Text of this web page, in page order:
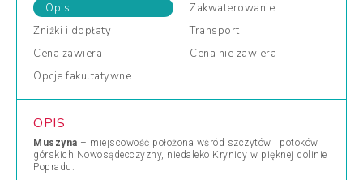
Opis
Zakwaterowanie
Zniżki i dopłaty
Transport
Cena zawiera Cena nie zawiera
Opcje fakultatywne
OPIS
Muszyna – miejscowość położona wśród szczytów i potoków
górskich Nowosądecczyzny, niedaleko Krynicy w pięknej dolinie
Popradu.